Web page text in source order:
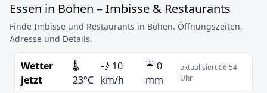
Essen in Böhen – Imbisse & Restaurants
Finde Imbisse und Restaurants in Böhen. Öffnungszeiten,
Adresse und Details.
Wetter
jetzt
🌡️
23°C
💨 10
km/h
☔ 0
mm
aktualisiert 06:54
Uhr